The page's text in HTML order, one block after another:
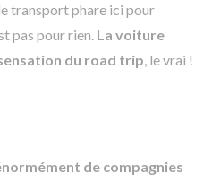
transport phare ici pour
pas pour rien. La voiture
du road trip, le vrai !
de compagnies